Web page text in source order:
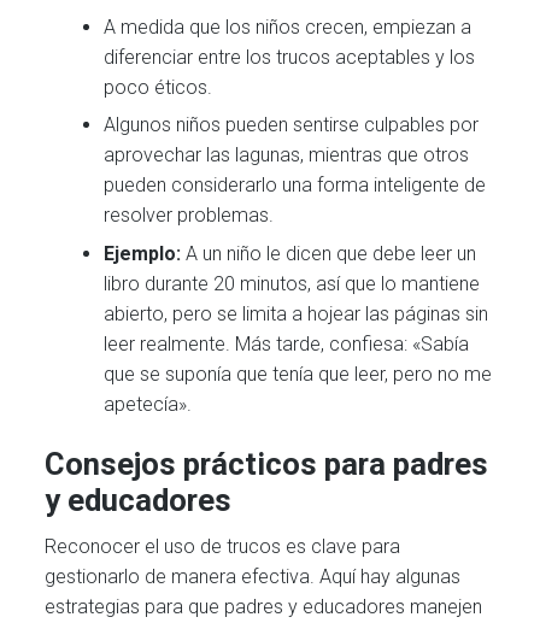
A medida que los niños crecen, empiezan a
diferenciar entre los trucos aceptables y los
poco éticos.
Algunos niños pueden sentirse culpables por
aprovechar las lagunas, mientras que otros
pueden considerarlo una forma inteligente de
resolver problemas.
Ejemplo: A un niño le dicen que debe leer un
libro durante 20 minutos, así que lo mantiene
abierto, pero se limita a hojear las páginas sin
leer realmente. Más tarde, confiesa: «Sabía
que se suponía que tenía que leer, pero no me
apetecía».
Consejos prácticos para padres
y educadores
Reconocer el uso de trucos es clave para
gestionarlo de manera efectiva. Aquí hay algunas
estrategias para que padres y educadores manejen